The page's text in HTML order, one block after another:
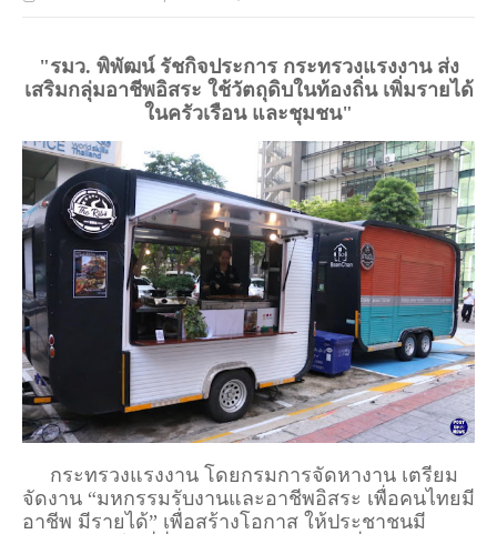
"รมว. พิพัฒน์ รัชกิจประการ กระทรวงแรงงาน ส่ง
เสริมกลุ่มอาชีพอิสระ ใช้วัตถุดิบในท้องถิ่น เพิ่มรายได้
ในครัวเรือน และชุมชน"
กระทรวงแรงงาน โดยกรมการจัดหางาน เตรียม
จัดงาน “มหกรรมรับงานและอาชีพอิสระ เพื่อคนไทยมี
อาชีพ มีรายได้” เพื่อสร้างโอกาส ให้ประชาชนมี